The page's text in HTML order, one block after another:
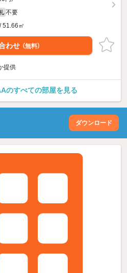
不要
51.66㎡
わせ （無料）
提供
のすべての部屋を見る
ダウンロード